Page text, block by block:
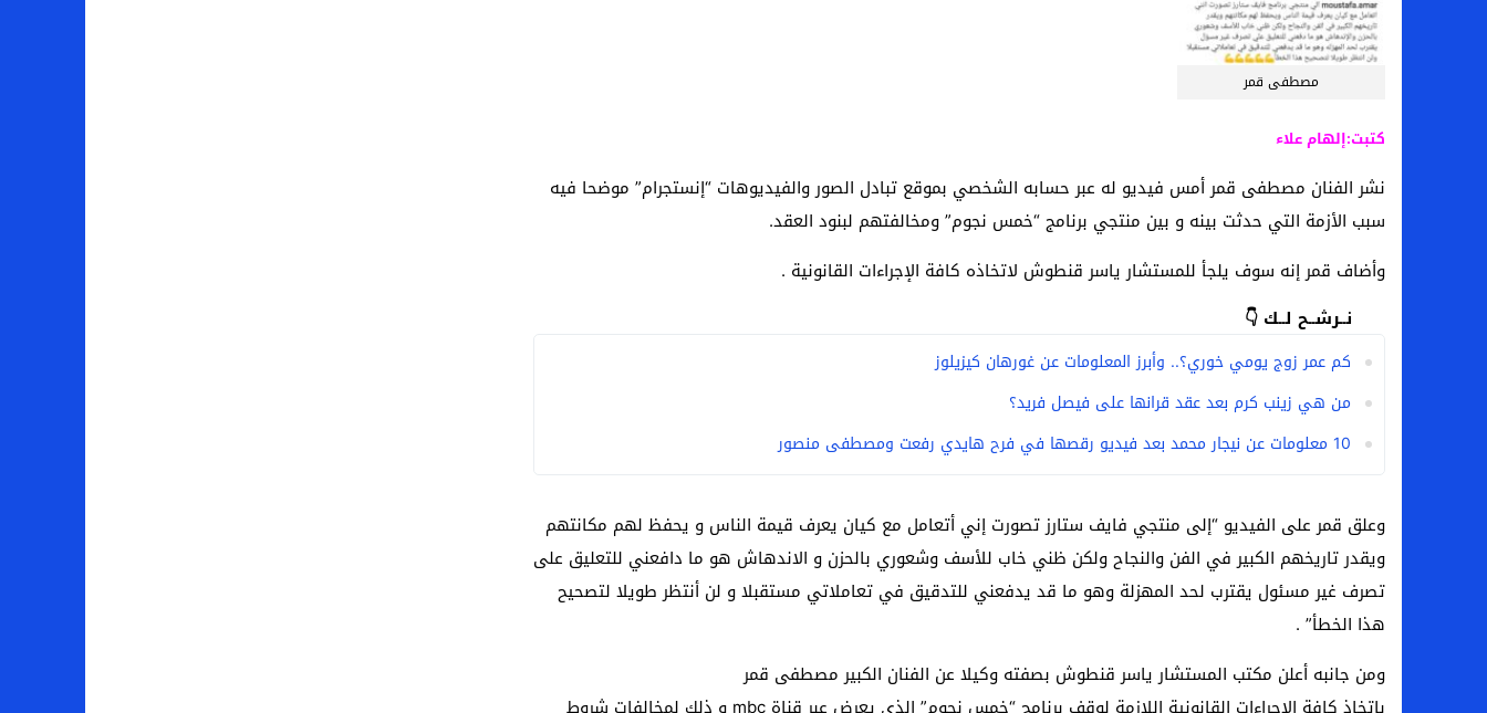
مصطفى قمر
كتبت:إلهام علاء
نشر الفنان مصطفى قمر أمس فيديو له عبر حسابه الشخصي بموقع تبادل الصور والفيديوهات “إنستجرام” موضحا فيه
سبب الأزمة التي حدثت بينه و بين منتجي برنامج “خمس نجوم” ومخالفتهم لبنود العقد.
وأضاف قمر إنه سوف يلجأ للمستشار ياسر قنطوش لاتخاذه كافة الإجراءات القانونية .
نــرشــح لــك 👇
كم عمر زوج يومي خوري؟.. وأبرز المعلومات عن غورهان كيزيلوز
من هي زينب كرم بعد عقد قرانها على فيصل فريد؟
10 معلومات عن نيجار محمد بعد فيديو رقصها في فرح هايدي رفعت ومصطفى منصور
وعلق قمر على الفيديو “إلى منتجي فايف ستارز تصورت إني أتعامل مع كيان يعرف قيمة الناس و يحفظ لهم مكانتهم
ويقدر تاريخهم الكبير في الفن والنجاح ولكن ظني خاب للأسف وشعوري بالحزن و الاندهاش هو ما دافعني للتعليق على
تصرف غير مسئول يقترب لحد المهزلة وهو ما قد يدفعني للتدقيق في تعاملاتي مستقبلا و لن أنتظر طويلا لتصحيح
هذا الخطأ” .
ومن جانبه أعلن مكتب المستشار ياسر قنطوش بصفته وكيلا عن الفنان الكبير مصطفى قمر